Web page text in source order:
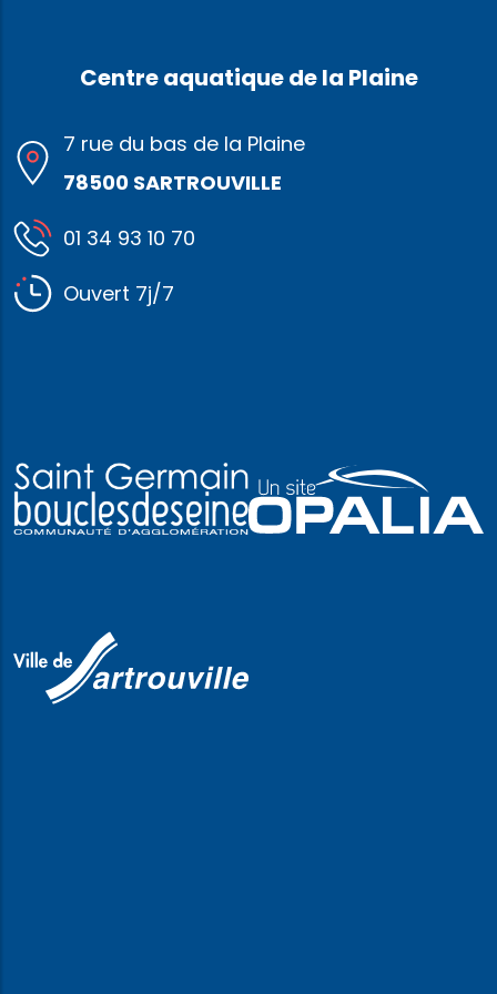
Centre aquatique de la Plaine
7 rue du bas de la Plaine
78500 SARTROUVILLE
01 34 93 10 70
Ouvert 7j/7